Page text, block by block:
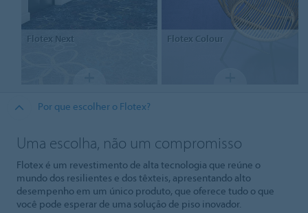
FlotexNext Flotex Colour
Por que escolher o Flotex?
Uma escolha, não um compromisso
Flotex é um revestimento de alta tecnologia que reúne o
mundo dos resilientes e dos têxteis, apresentando alto
desempenho em um único produto, que oferece tudo o que
você pode esperar de uma solução de piso inovador.